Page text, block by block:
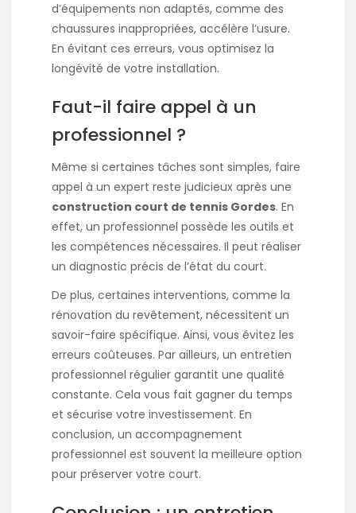
d’équipements non adaptés, comme des
chaussures inappropriées, accélère l’usure.
En évitant ces erreurs, vous optimisez la
longévité de votre installation.
Faut-il faire appel à un
professionnel ?
Même si certaines tâches sont simples, faire
appel à un expert reste judicieux après une
construction court de tennis Gordes. En
effet, un professionnel possède les outils et
les compétences nécessaires. Il peut réaliser
un diagnostic précis de l’état du court.
De plus, certaines interventions, comme la
rénovation du revêtement, nécessitent un
savoir-faire spécifique. Ainsi, vous évitez les
erreurs coûteuses. Par ailleurs, un entretien
professionnel régulier garantit une qualité
constante. Cela vous fait gagner du temps
et sécurise votre investissement. En
conclusion, un accompagnement
professionnel est souvent la meilleure option
pour préserver votre court.